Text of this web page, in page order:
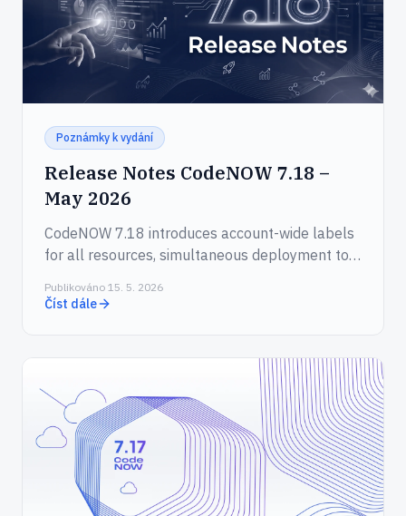
Poznámky k vydání
Release Notes CodeNOW 7.18 –
May 2026
CodeNOW 7.18 introduces account-wide labels
for all resources, simultaneous deployment to
that wraps the CodeNOW API for AI agents.
Publikováno 15. 5. 2026
Číst dále